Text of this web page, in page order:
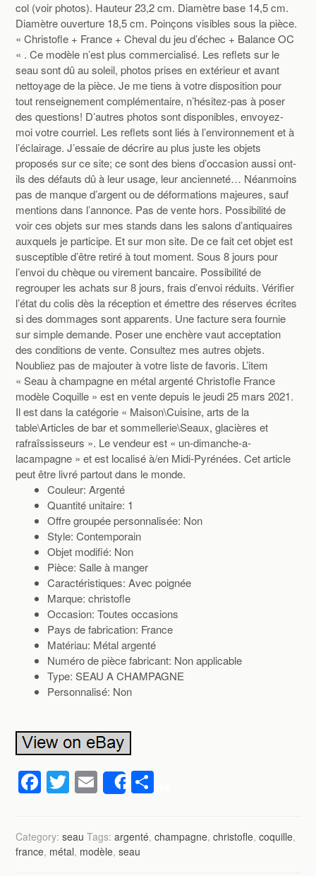
col (voir photos). Hauteur 23,2 cm. Diamètre base 14,5 cm.
Diamètre ouverture 18,5 cm. Poinçons visibles sous la pièce.
« Christofle + France + Cheval du jeu d’échec + Balance OC
« . Ce modèle n’est plus commercialisé. Les reflets sur le
seau sont dû au soleil, photos prises en extérieur et avant
nettoyage de la pièce. Je me tiens à votre disposition pour
tout renseignement complémentaire, n’hésitez-pas à poser
des questions! D’autres photos sont disponibles, envoyez-
moi votre courriel. Les reflets sont liés à l’environnement et à
l’éclairage. J’essaie de décrire au plus juste les objets
proposés sur ce site; ce sont des biens d’occasion aussi ont-
ils des défauts dû à leur usage, leur ancienneté… Néanmoins
pas de manque d’argent ou de déformations majeures, sauf
mentions dans l’annonce. Pas de vente hors. Possibilité de
voir ces objets sur mes stands dans les salons d’antiquaires
auxquels je participe. Et sur mon site. De ce fait cet objet est
susceptible d’être retiré à tout moment. Sous 8 jours pour
l’envoi du chèque ou virement bancaire. Possibilité de
regrouper les achats sur 8 jours, frais d’envoi réduits. Vérifier
l’état du colis dès la réception et émettre des réserves écrites
si des dommages sont apparents. Une facture sera fournie
sur simple demande. Poser une enchère vaut acceptation
des conditions de vente. Consultez mes autres objets.
Noubliez pas de majouter à votre liste de favoris. L’item
« Seau à champagne en métal argenté Christofle France
modèle Coquille » est en vente depuis le jeudi 25 mars 2021.
Il est dans la catégorie « Maison\Cuisine, arts de la
table\Articles de bar et sommellerie\Seaux, glacières et
rafraîssisseurs ». Le vendeur est « un-dimanche-a-
lacampagne » et est localisé à/en Midi-Pyrénées. Cet article
peut être livré partout dans le monde.
Couleur: Argenté
Quantité unitaire: 1
Offre groupée personnalisée: Non
Style: Contemporain
Objet modifié: Non
Pièce: Salle à manger
Caractéristiques: Avec poignée
Marque: christofle
Occasion: Toutes occasions
Pays de fabrication: France
Matériau: Métal argenté
Numéro de pièce fabricant: Non applicable
Type: SEAU A CHAMPAGNE
Personnalisé: Non
F
a
c
e
T
wi
tt
er
E
m
ail
Share
ta
g
Category:seau Tags:argenté,champagne,christofle,coquille,
france, métal, modèle,seau